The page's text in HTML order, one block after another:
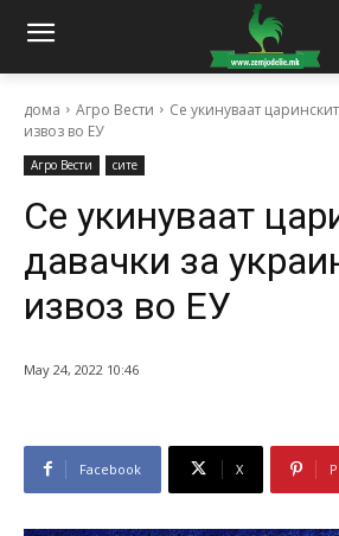
дома Агро Вести
Се укинуваат
извоз во ЕУ
Агро Вести сите
Се укинуваат
давачки за
извоз во ЕУ
May 24, 2022 10:46
Facebook X